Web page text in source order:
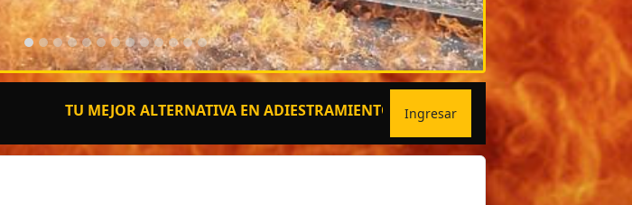
TU MEJOR ALTERNATIVA EN ADIESTRAMIENTOS ESPECIALIZADOS
Ingresar